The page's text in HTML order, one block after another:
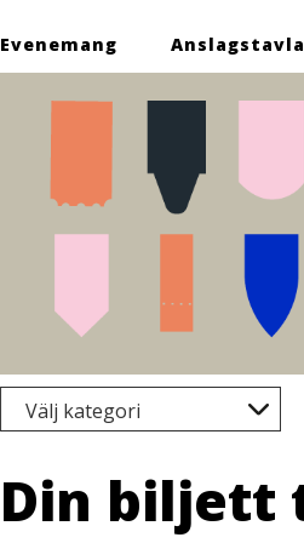
Evenemang
Välj kategori
Din biljett